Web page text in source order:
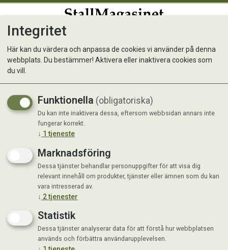
Nordic Æble 500g
Torkat äpple
Nyhet
Integritet
Här kan du värdera och anpassa de cookies vi använder på denna
webbplats. Du bestämmer! Aktivera eller inaktivera cookies som
du vill.
Funktionella (obligatoriska)
Du kan inte inaktivera dessa, eftersom webbsidan annars inte
fungerar korrekt.
↓ 1 tjeneste
Marknadsföring
Dessa tjänster behandlar personuppgifter för att visa dig
relevant innehåll om produkter, tjänster eller ämnen som du kan
vara intresserad av.
↓ 2tjenester
Statistik
Dessa tjänster analyserar data för att förstå hur webbplatsen
används och förbättra användarupplevelsen.